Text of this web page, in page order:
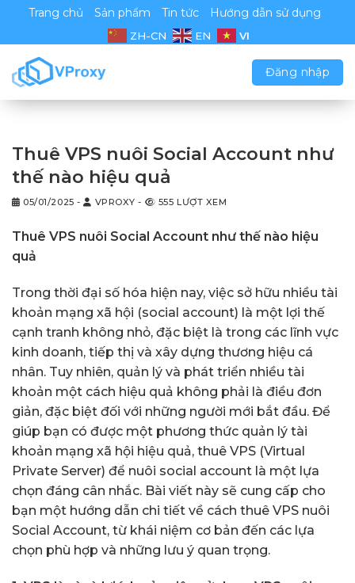
Chuyển
nội
dung
Trang chủ Sản phẩm Tin tức Hướng dẫn sử dụng
ZH-CN EN VI
Đăng nhập
Thuê VPS nuôi Social Account như
thế nào hiệu quả
05/01/2025 - VPROXY - 555 LƯỢT XEM
Thuê VPS nuôi Social Account như thế nào hiệu
quả
Trong thời đại số hóa hiện nay, việc sở hữu nhiều tài
khoản mạng xã hội (social account) là một lợi thế
cạnh tranh không nhỏ, đặc biệt là trong các lĩnh vực
kinh doanh, tiếp thị và xây dựng thương hiệu cá
nhân. Tuy nhiên, quản lý và phát triển nhiều tài
khoản một cách hiệu quả không phải là điều đơn
giản, đặc biệt đối với những người mới bắt đầu. Để
giúp bạn có được một phương thức quản lý tài
khoản mạng xã hội hiệu quả, thuê VPS (Virtual
Private Server) để nuôi social account là một lựa
chọn đáng cân nhắc. Bài viết này sẽ cung cấp cho
bạn một hướng dẫn chi tiết về cách thuê VPS nuôi
Social Account, từ khái niệm cơ bản đến các lựa
chọn phù hợp và những lưu ý quan trọng.